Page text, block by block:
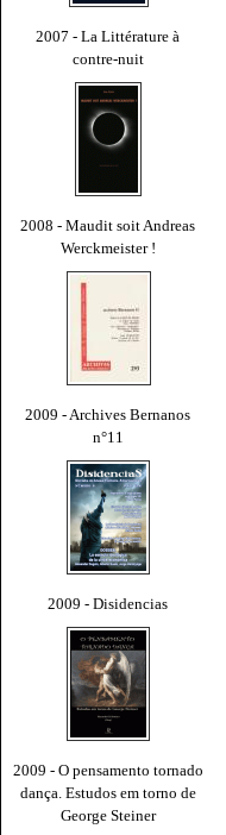
2007 - La Littérature à
contre-nuit
2008 - Maudit soit Andreas
Werckmeister !
2009 - Archives Bernanos
n°11
2009 - Disidencias
2009 - O pensamento tornado
dança. Estudos em torno de
George Steiner